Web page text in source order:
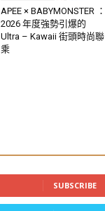
APEE × BABYMONSTER ：
2026 年度強勢引爆的
Ultra – Kawaii 街頭時尚聯
乘
SUBSCRIBE